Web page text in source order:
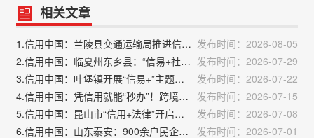
相关文章
1.信用中国：兰陵县交通运输局推进信用修复“一件事”改革 发布时间：2026-08-05
2.信用中国：临夏州东乡县：“信易+社会救助”让民生兜底更精准更公平 发布时间：2026-07-29
3.信用中国：叶堡镇开展“信易+”主题宣传活动
发布时间：2026-07-22
4.信用中国：凭信用就能“秒办”！跨境贸易试点藏着精细化治理大智慧
发布时间：2026-07-15
5.信用中国：昆山市“信用+法律”开启公共法律服务新路径
发布时间：2026-07-08
6.信用中国：山东泰安：900余户民企告别信用空白
发布时间：2026-07-01